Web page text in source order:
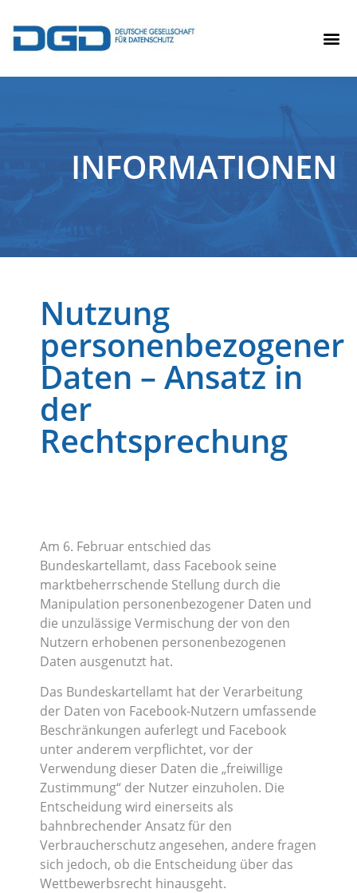
INFORMATIONEN
Nutzung
personenbezogener
Daten – Ansatz in
der
Rechtsprechung
Am 6. Februar entschied das
Bundeskartellamt, dass Facebook seine
marktbeherrschende Stellung durch die
Manipulation personenbezogener Daten und
die unzulässige Vermischung der von den
Nutzern erhobenen personenbezogenen
Daten ausgenutzt hat.
Das Bundeskartellamt hat der Verarbeitung
der Daten von Facebook-Nutzern umfassende
Beschränkungen auferlegt und Facebook
unter anderem verpflichtet, vor der
Verwendung dieser Daten die „freiwillige
Zustimmung“ der Nutzer einzuholen. Die
Entscheidung wird einerseits als
bahnbrechender Ansatz für den
Verbraucherschutz angesehen, andere fragen
sich jedoch, ob die Entscheidung über das
Wettbewerbsrecht hinausgeht.